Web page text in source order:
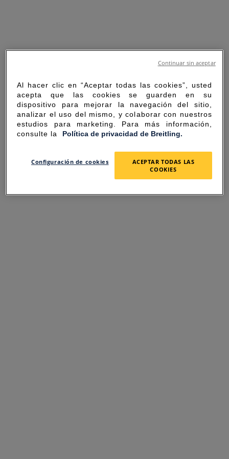
SORRY FOR THE
INCONVENIENCE
Al hacer clic en “Aceptar todas las cookies”, usted
acepta que las cookies se guarden en su
dispositivo para mejorar la navegación del sitio,
analizar el uso del mismo, y colaborar con nuestros
estudios para marketing. Para más información,
consulte la Política de privacidad de Breitling.
Configuración de cookies
ACEPTAR TODAS LAS
COOKIES
Continuar sin aceptar